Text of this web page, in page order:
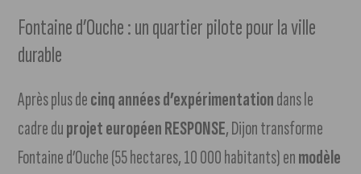
Fontaine d’Ouche : un quartier pilote pour la ville
durable
Après plus decinq années d’expérimentationdans le
cadre duprojet européen RESPONSE, Dijon transforme
Fontaine d’Ouche (55 hectares, 10 000 habitants) enmodèle